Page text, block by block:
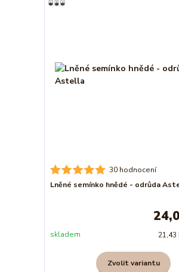
30 hodnocení
Lněné semínko hnědé - odrůda
21,43
skladem
Zvolit variantu